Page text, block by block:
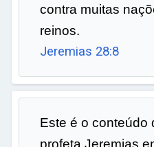
contra muitas
reinos.
Jeremias 28:8
Este é o conteúdo
profeta Jeremias